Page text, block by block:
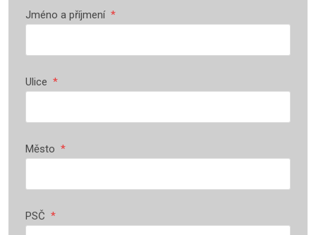
Jméno a příjmení *
Ulice *
Město *
PSČ *